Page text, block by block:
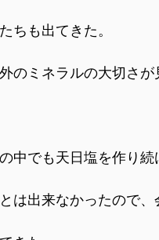
ちも出てきた。
のミネラルの大切さが
中でも天日塩を作り続
は出来なかったので